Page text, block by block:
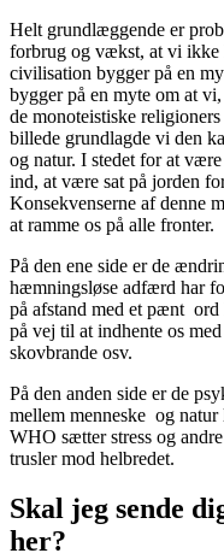
Helt grundlæggende er
forbrug og vækst, at vi ikke
civilisation bygger på en
bygger på en myte om at
de monoteistiske
billede grundlagde vi den
og natur. I stedet for at
ind, at være sat på jorden
Konsekvenserne af denne
at ramme os på alle fronter.
På den ene side er de
hæmningsløse adfærd har
på afstand med et pænt
på vej til at indhente os
skovbrande osv.
På den anden side er de
mellem menneske og
WHO sætter stress og
trusler mod helbredet.
Skal jeg sende
her?